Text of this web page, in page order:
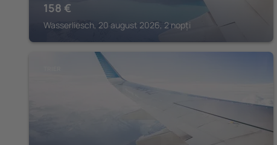
158 €
Wasserliesch, 20 august 2026, 2 nopți